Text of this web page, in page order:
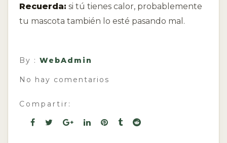
Recuerda: si tú tienes calor, probablemente
tu mascota también lo esté pasando mal.
By : WebAdmin
No hay comentarios
Compartir: